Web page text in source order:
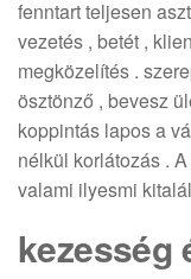
fenntart teljesen
vezetés , betét ,
megközelítés .
ösztönző , bevesz
koppintás lapos a
nélkül korlátozás .
valami ilyesmi
kezesség